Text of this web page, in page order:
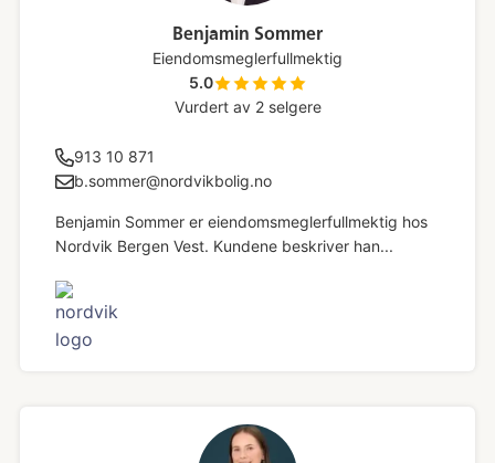
Benjamin Sommer
Eiendomsmeglerfullmektig
5.0
Vurdert av 2 selgere
913 10 871
b.sommer@nordvikbolig.no
Benjamin Sommer er eiendomsmeglerfullmektig hos
Nordvik Bergen Vest. Kundene beskriver han...